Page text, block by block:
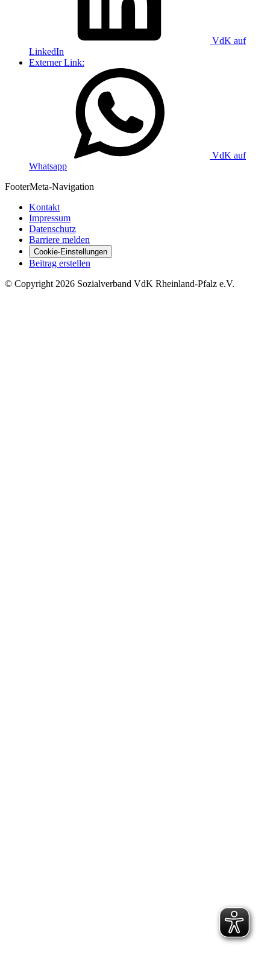
VdK auf
LinkedIn
Externer Link:
VdK auf
Whatsapp
FooterMeta-Navigation
Kontakt
Impressum
Datenschutz
Barriere melden
Cookie-Einstellungen
Beitrag erstellen
© Copyright 2026 Sozialverband VdK Rheinland-Pfalz e.V.